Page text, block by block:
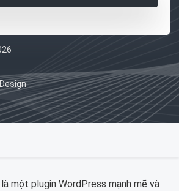
là một plugin WordPress mạnh mẽ và